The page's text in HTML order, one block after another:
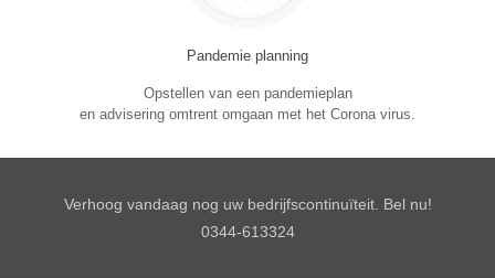
Pandemie planning
Opstellen van een pandemieplan
en advisering omtrent omgaan met het Corona virus.
Verhoog vandaag nog uw bedrijfscontinuïteit. Bel nu!
0344-613324